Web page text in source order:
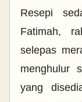
Resepi
Fatimah,
selepas
menghulur
yang